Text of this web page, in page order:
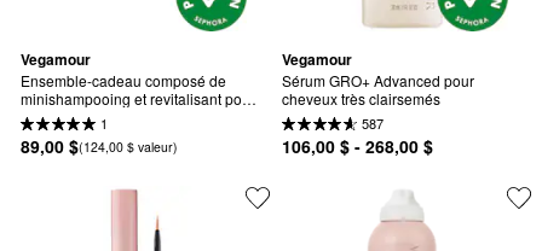
Vegamour
Ensemble-cadeau composé de
minishampooing et revitalisant pour
cheveux GRO1
89,00 $(124,00 $ valeur)
Vegamour
Sérum GRO+ Advanced pour
cheveux très clairsemés
587
106,00 $ - 268,00 $